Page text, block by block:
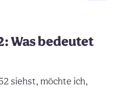
Was bedeutet
siehst, möchte ich,